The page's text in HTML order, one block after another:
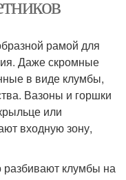
рамой для
Даже скромные
в виде клумбы,
Вазоны и горшки
или
входную зону,
разбивают клумбы на